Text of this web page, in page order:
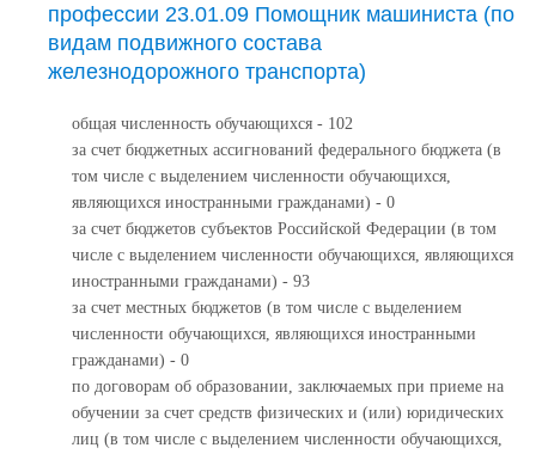
профессии 23.01.09 Помощник машиниста (по
видам подвижного состава
железнодорожного транспорта)
общая численность обучающихся - 102
за счет бюджетных ассигнований федерального бюджета (в
том числе с выделением численности обучающихся,
являющихся иностранными гражданами) - 0
за счет бюджетов субъектов Российской Федерации (в том
числе с выделением численности обучающихся, являющихся
иностранными гражданами) - 93
за счет местных бюджетов (в том числе с выделением
численности обучающихся, являющихся иностранными
гражданами) - 0
по договорам об образовании, заключаемых при приеме на
обучении за счет средств физических и (или) юридических
лиц (в том числе с выделением численности обучающихся,